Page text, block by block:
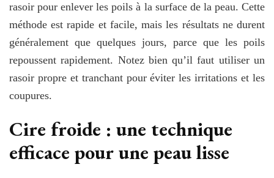
rasoir pour enlever les poils à la surface de la peau. Cette
méthode est rapide et facile, mais les résultats ne durent
généralement que quelques jours, parce que les poils
repoussent rapidement. Notez bien qu’il faut utiliser un
rasoir propre et tranchant pour éviter les irritations et les
coupures.
Cire froide : une technique
efficace pour une peau lisse